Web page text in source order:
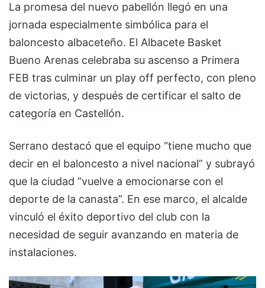
La promesa del nuevo pabellón llegó en una
jornada especialmente simbólica para el
baloncesto albaceteño. El Albacete Basket
Bueno Arenas celebraba su ascenso a Primera
FEB tras culminar un play off perfecto, con pleno
de victorias, y después de certificar el salto de
categoría en Castellón.
Serrano destacó que el equipo “tiene mucho que
decir en el baloncesto a nivel nacional” y subrayó
que la ciudad “vuelve a emocionarse con el
deporte de la canasta”. En ese marco, el alcalde
vinculó el éxito deportivo del club con la
necesidad de seguir avanzando en materia de
instalaciones.